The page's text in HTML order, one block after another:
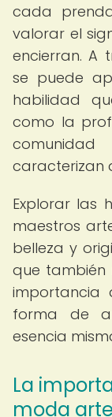
cada
valorar el
encierran. A
se puede
habilidad
como la
caracterizan
Explorar las
maestros
belleza y
que también
importancia
forma de
esencia
La
moda